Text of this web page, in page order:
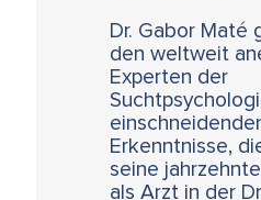
Dr. Gabor Maté
den weltweit
Experten der
Erkenntnisse,
seine
als Arzt in der